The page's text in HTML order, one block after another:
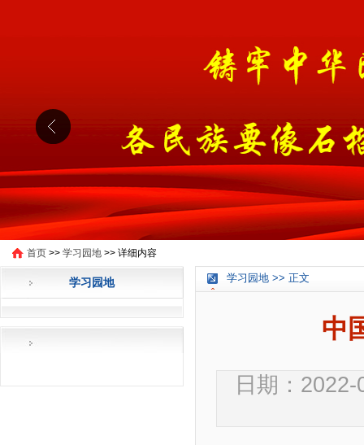
首页 >> 学习园地 >> 详细内容
学习园地 学习园地 >> 正文
中
日期：